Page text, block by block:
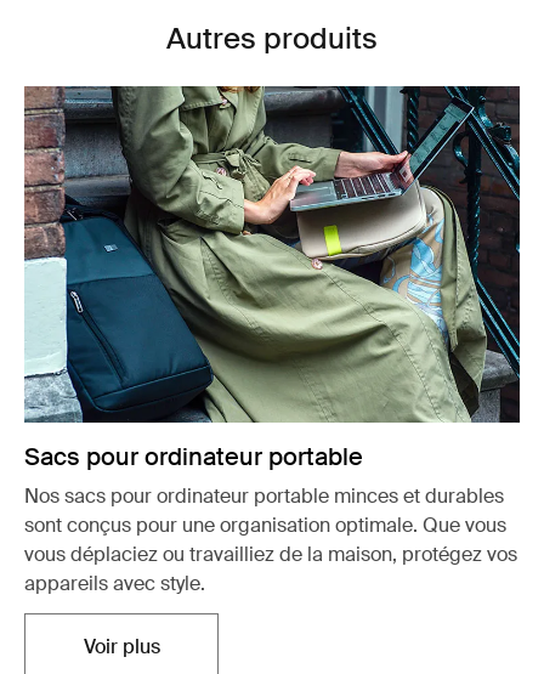
Autres produits
Sacs pour ordinateur portable
Nos sacs pour ordinateur portable minces et durables
sont conçus pour une organisation optimale. Que vous
vous déplaciez ou travailliez de la maison, protégez vos
appareils avec style.
Voir plusOuvre dans un nouvel onglet